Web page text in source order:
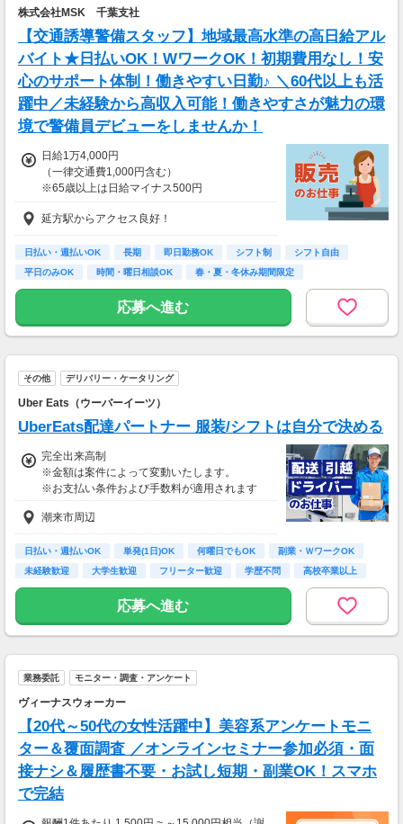
安全面・体力面の考慮により比較的低負荷の業
70歳以降では低負荷業務や季節により
相談の上短時間勤務をすることもあるため
給与が上記になる場合がございます。
＜月収例＞
月収32万8,800円可能
（日給1万6,440円×月20日勤務）
株式会社MSK 千葉支社
【交通誘導警備スタッフ】地域最高水準の高日給アル
バイト★日払いOK！WワークOK！初期費用なし！安
心のサポート体制！働きやすい日勤♪ ＼60代以上も活
躍中／未経験から高収入可能！働きやすさが魅力の環
境で警備員デビューをしませんか！
日給1万4,000円
（一律交通費1,000円含む）
※65歳以上は日給マイナス500円
※70歳以上は日給マイナス2,000円
---
■交通誘導2級以上の資格をお持ちの方は
日給1万4,000円
※65歳以上は日給マイナス500円
※70歳以上は日給マイナス1,000円
★交通誘導2級（以上）として従事した場合
■65歳～69歳迄では他の年代と同じ現場でも
安全面・体力面の考慮により比較的低負荷の業
70歳以降では低負荷業務や季節により
給与が上記になる場合がございます。
＜月収例＞
月収28万円可能
延方駅からアクセス良好！
日払い・週払いOK 長期 即日勤務OK シフト制
シフト自由
平日のみOK
時間・曜日相談OK
春・夏・冬休み期間限定
副業・ＷワークOK
応募へ進む
その他 デリバリー・ケータリング
Uber Eats（ウーバーイーツ）
UberEats配達パートナー 服装/シフトは自分で決める
完全出来高制
※金額は案件によって変動いたします。
※お支払い条件および手数料が適用されます
潮来市周辺
日払い・週払いOK 単発(1日)OK 何曜日でもOK
副業・ＷワークOK
未経験歓迎
大学生歓迎 フリーター歓迎 学歴不問 高校卒業以上
応募へ進む
業務委託 モニター・調査・アンケート
ヴィーナスウォーカー
【20代～50代の女性活躍中】美容系アンケートモニ
ター＆覆面調査 ／オンラインセミナー参加必須・面
接ナシ＆履歴書不要・お試し短期・副業OK！スマホ
で完結